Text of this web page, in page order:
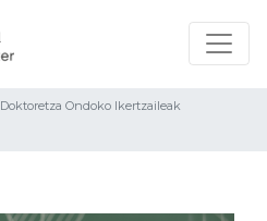
Doktoretza Ondoko Ikertzaileak